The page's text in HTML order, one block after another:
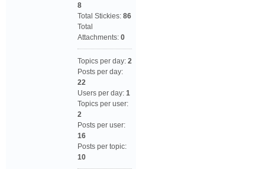
8
Total Stickies: 86
Total
Attachments: 0
Topics per day: 2
Posts per day:
22
Users per day: 1
Topics per user:
2
Posts per user:
16
Posts per topic:
10